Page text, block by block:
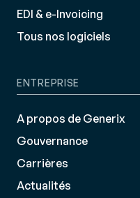
EDI & e-Invoicing
Tous nos logiciels
ENTREPRISE
A propos de Generix
Gouvernance
Carrières
Actualités